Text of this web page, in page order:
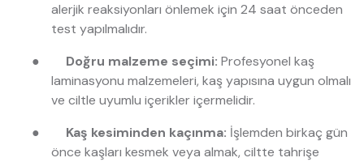
alerjik reaksiyonları önlemek için 24 saat önceden
test yapılmalıdır.
●
Doğru malzeme seçimi: Profesyonel kaş
laminasyonu malzemeleri, kaş yapısına uygun olmalı
ve ciltle uyumlu içerikler içermelidir.
●
Kaş kesiminden kaçınma: İşlemden birkaç gün
önce kaşları kesmek veya almak, ciltte tahrişe